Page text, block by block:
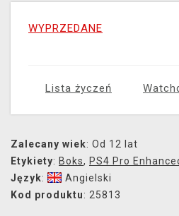
WYPRZEDANE
Lista życzeń
Zalecany wiek: Od 12 lat
Etykiety: Boks, PS4 Pro
Język:
Angielski
Kod produktu: 25813